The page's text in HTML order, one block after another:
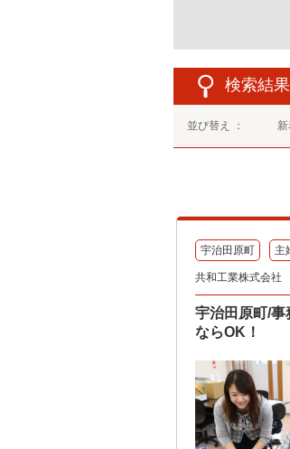
検索結
並び替え ：
宇治田原町 主
共和工業株式会社
宇治田原町/事
ならOK！